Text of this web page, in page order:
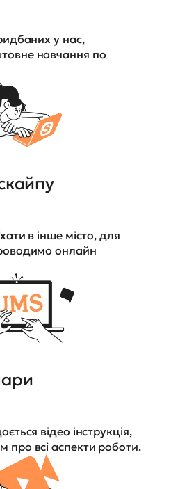
у нас,
навчання по
в інше місто, для
онлайн
відео інструкція,
всі аспекти роботи.